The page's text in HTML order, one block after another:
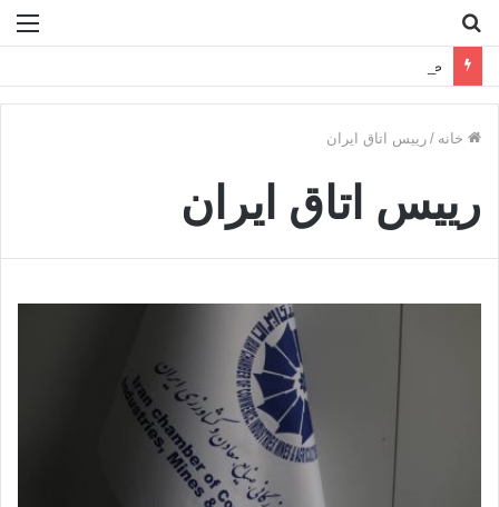
صنعت پتروشیمی در مسیر پرابهام ۲۰۲۶
خانه / رییس اتاق ایران
رییس اتاق ایران